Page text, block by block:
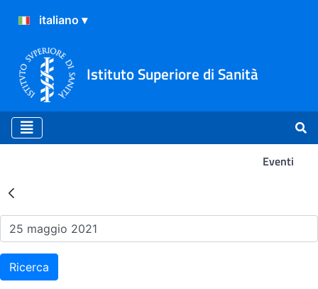
Istituto Superiore di Sanità
Eventi
Risultati della Ricerca -
Ricerca